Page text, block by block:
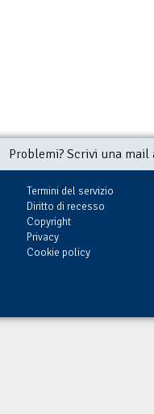
Problemi? Scrivi una
Termini del servizio
Diritto di recesso
Copyright
Privacy
Cookie policy